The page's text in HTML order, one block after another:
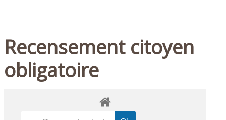
Recensement citoyen
obligatoire